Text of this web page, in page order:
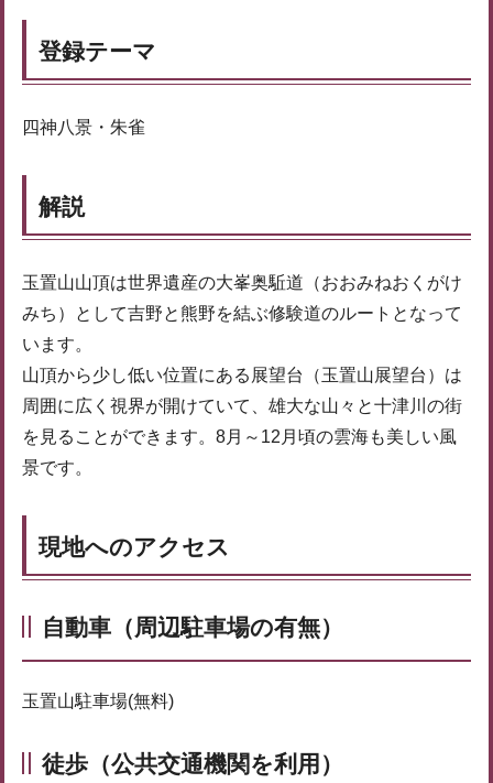
登録テーマ
四神八景・朱雀
解説
玉置山山頂は世界遺産の大峯奥駈道（おおみねおくがけ
みち）として吉野と熊野を結ぶ修験道のルートとなって
います。
山頂から少し低い位置にある展望台（玉置山展望台）は
周囲に広く視界が開けていて、雄大な山々と十津川の街
を見ることができます。8月～12月頃の雲海も美しい風
景です。
現地へのアクセス
自動車（周辺駐車場の有無）
玉置山駐車場(無料)
徒歩（公共交通機関を利用）